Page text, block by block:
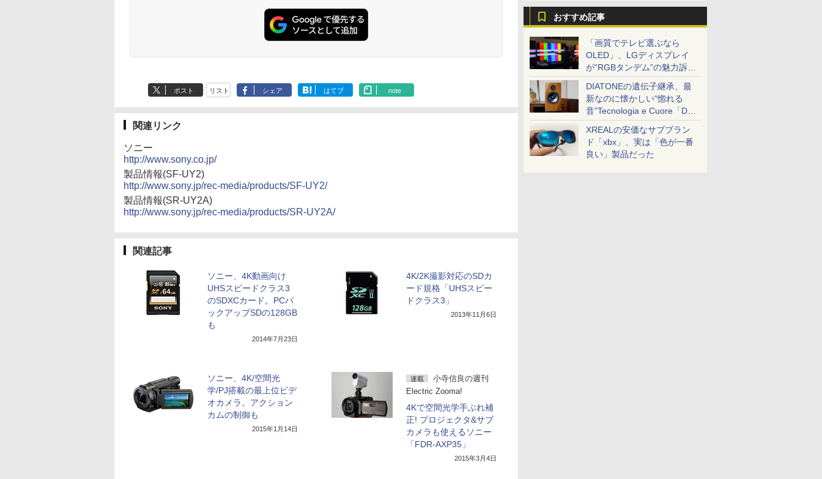
おすすめ記事
「画質でテレビ選ぶなら
OLED」、LGディスプレイ
が“RGBタンデム”の魅力訴
求。液晶とのガチ比較も
DIATONEの遺伝子継承、最
新なのに懐かしい“惚れる
音”Tecnologia e Cuore「DS-
TC52B」を聴く
XREALの安価なサブブラン
ド「xbx」、実は「色が一番
良い」製品だった
ポスト リスト シェア はてブ note
関連リンク
ソニー
http://www.sony.co.jp/
製品情報(SF-UY2)
http://www.sony.jp/rec-media/products/SF-UY2/
製品情報(SR-UY2A)
http://www.sony.jp/rec-media/products/SR-UY2A/
関連記事
ソニー、4K動画向け
UHSスピードクラス3
のSDXCカード。PCバ
ックアップSDの128GB
も
2014年7月23日
4K/2K撮影対応のSDカ
ード規格「UHSスピー
ドクラス3」
2013年11月6日
ソニー、4K/空間光
学/PJ搭載の最上位ビデ
オカメラ。アクション
カムの制御も
2015年1月14日
連載
小寺信良の週刊
Electric Zooma!
4Kで空間光学手ぶれ補
正! プロジェクタ&サブ
カメラも使えるソニー
「FDR-AXP35」
2015年3月4日